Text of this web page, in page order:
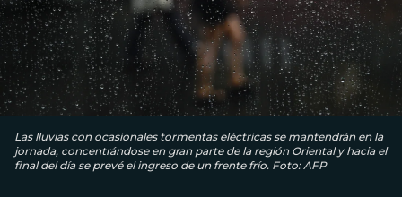
Las lluvias con ocasionales tormentas eléctricas se mantendrán en la
jornada, concentrándose en gran parte de la región Oriental y hacia el
final del día se prevé el ingreso de un frente frío. Foto: AFP